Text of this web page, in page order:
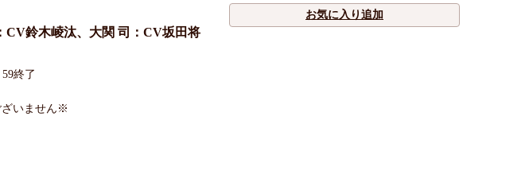
CV鈴木崚汰、大関 司：CV坂田将
終了
いません※
お気に入り追加